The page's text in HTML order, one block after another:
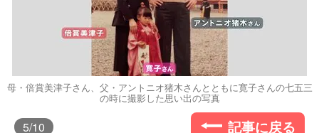
母・倍賞美津子さん、父・アントニオ猪木さんとともに寛子さんの七五三
の時に撮影した思い出の写真
5/10 記事に戻る